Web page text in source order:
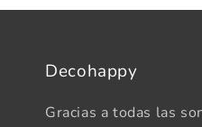
Decohappy
Gracias a todas las